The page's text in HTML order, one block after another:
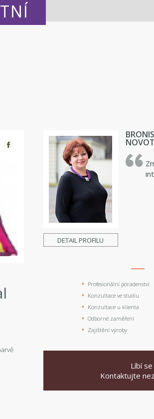
DETAIL PROFILU
Profesionální poradenství
Konzultace ve studiu
Konzultace u klienta
Odborné zaměření
Zajištění výroby
Líbí
Kontaktujte